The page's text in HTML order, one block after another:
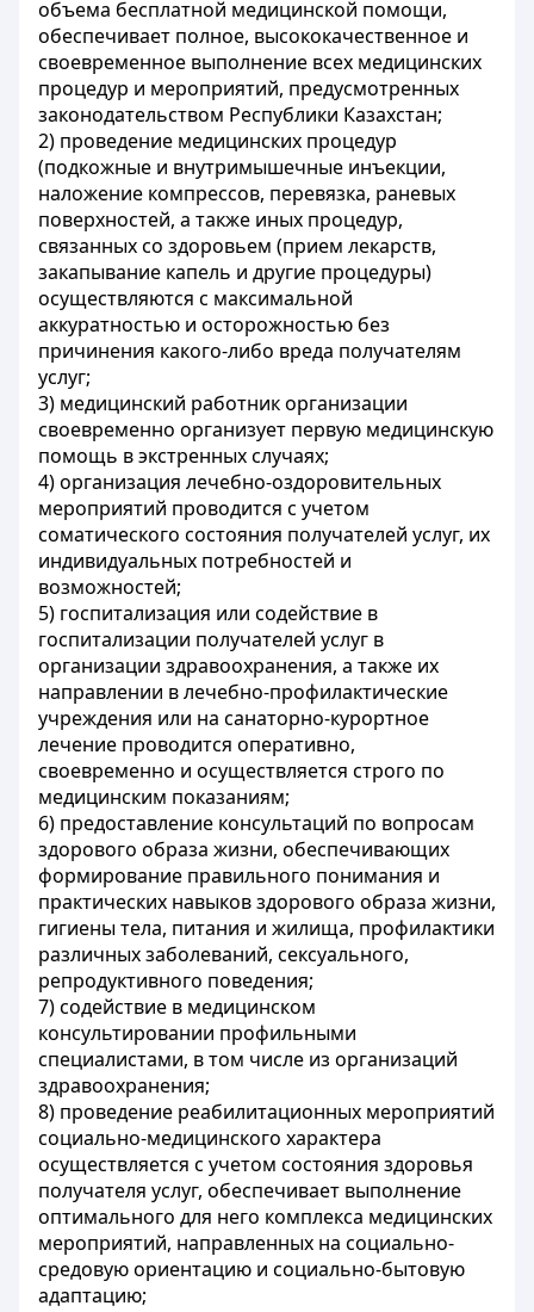
объема бесплатной медицинской помощи,
обеспечивает полное, высококачественное и
своевременное выполнение всех медицинских
процедур и мероприятий, предусмотренных
законодательством Республики Казахстан;
2) проведение медицинских процедур
(подкожные и внутримышечные инъекции,
наложение компрессов, перевязка, раневых
поверхностей, а также иных процедур,
связанных со здоровьем (прием лекарств,
закапывание капель и другие процедуры)
осуществляются с максимальной
аккуратностью и осторожностью без
причинения какого-либо вреда получателям
услуг;
3) медицинский работник организации
своевременно организует первую медицинскую
помощь в экстренных случаях;
4) организация лечебно-оздоровительных
мероприятий проводится с учетом
соматического состояния получателей услуг, их
индивидуальных потребностей и
возможностей;
5) госпитализация или содействие в
госпитализации получателей услуг в
организации здравоохранения, а также их
направлении в лечебно-профилактические
учреждения или на санаторно-курортное
лечение проводится оперативно,
своевременно и осуществляется строго по
медицинским показаниям;
6) предоставление консультаций по вопросам
здорового образа жизни, обеспечивающих
формирование правильного понимания и
практических навыков здорового образа жизни,
гигиены тела, питания и жилища, профилактики
различных заболеваний, сексуального,
репродуктивного поведения;
7) содействие в медицинском
консультировании профильными
специалистами, в том числе из организаций
здравоохранения;
8) проведение реабилитационных мероприятий
социально-медицинского характера
осуществляется с учетом состояния здоровья
получателя услуг, обеспечивает выполнение
оптимального для него комплекса медицинских
мероприятий, направленных на социально-
средовую ориентацию и социально-бытовую
адаптацию;